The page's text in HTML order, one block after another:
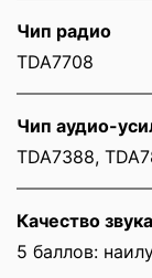
Чип радио
TDA7708
Чип аудио-
TDA7388,
Качество звука
5 баллов: